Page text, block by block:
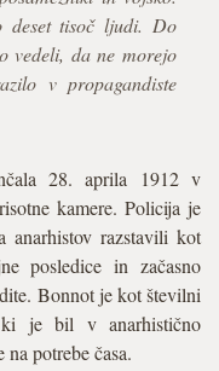
deset tisoč ljudi. Do
vedeli, da ne morejo
v propagandiste
28. aprila 1912 v
kamere. Policija je
anarhistov razstavili kot
posledice in začasno
Bonnot je kot številni
ki je bil v anarhistično
potrebe časa.